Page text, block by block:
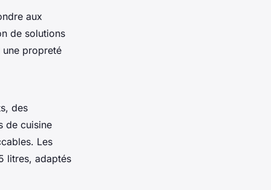
aux
de solutions
propreté
des
de cuisine
Les
litres, adaptés